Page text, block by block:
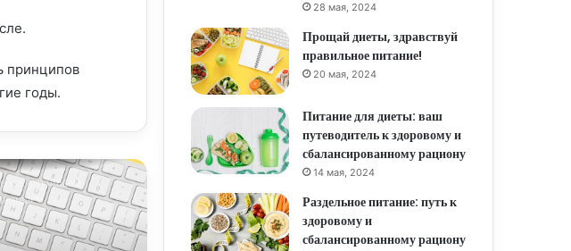
принципов
годы.
принципы
ключ к
улучшаем
28 мая, 2024
Прощай диеты, здравствуй
правильное питание!
20 мая, 2024
Питание для диеты: ваш
путеводитель к здоровому и
сбалансированному рациону
14 мая, 2024
Раздельное питание: путь к
здоровому и
сбалансированному рациону